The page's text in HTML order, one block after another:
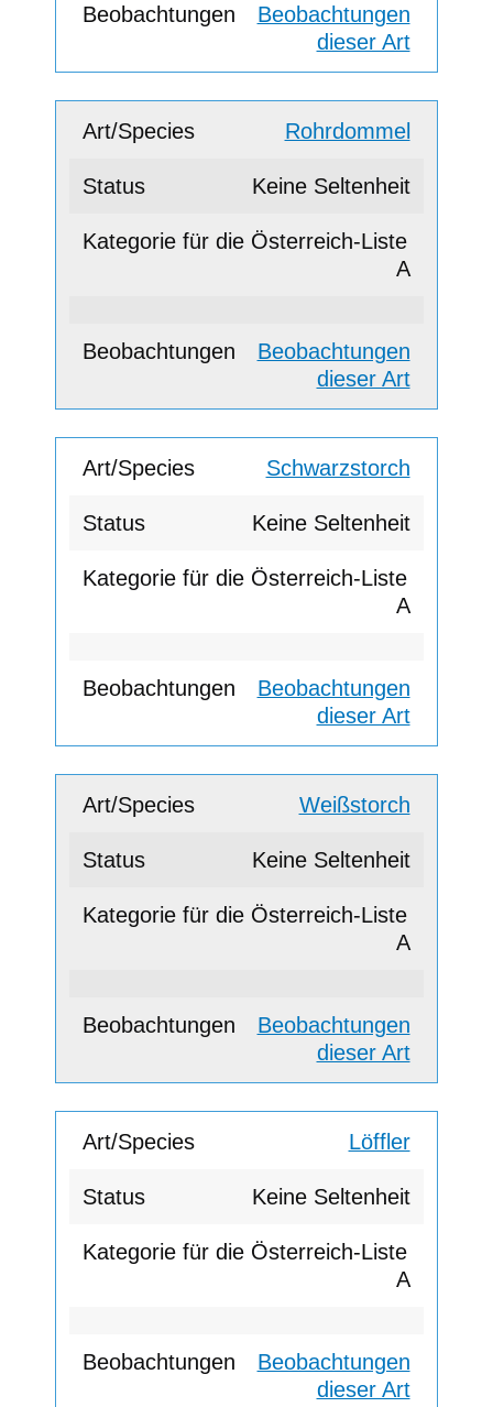
Beobachtungen
dieser Art
Rohrdommel
Keine Seltenheit
A
Beobachtungen
dieser Art
Schwarzstorch
Keine Seltenheit
A
Beobachtungen
dieser Art
Weißstorch
Keine Seltenheit
A
Beobachtungen
dieser Art
Löffler
Keine Seltenheit
A
Beobachtungen
dieser Art